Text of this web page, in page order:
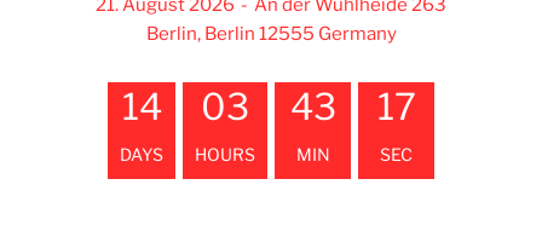
21. August 2026 - An der Wuhlheide 263
Berlin, Berlin 12555 Germany
14
DAYS
03
HOURS
43
MIN
17
SEC